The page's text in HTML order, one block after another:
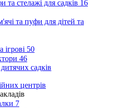
стелажі для садків 16
та пуфи для дітей та
50
46
садків
центрів
7